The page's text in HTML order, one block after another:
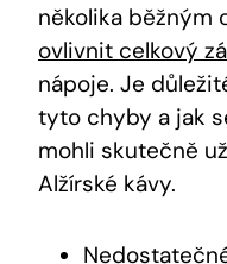
několika běžným
ovlivnit celkový
nápoje. Je
tyto chyby a jak
mohli skutečně
Alžírské kávy.